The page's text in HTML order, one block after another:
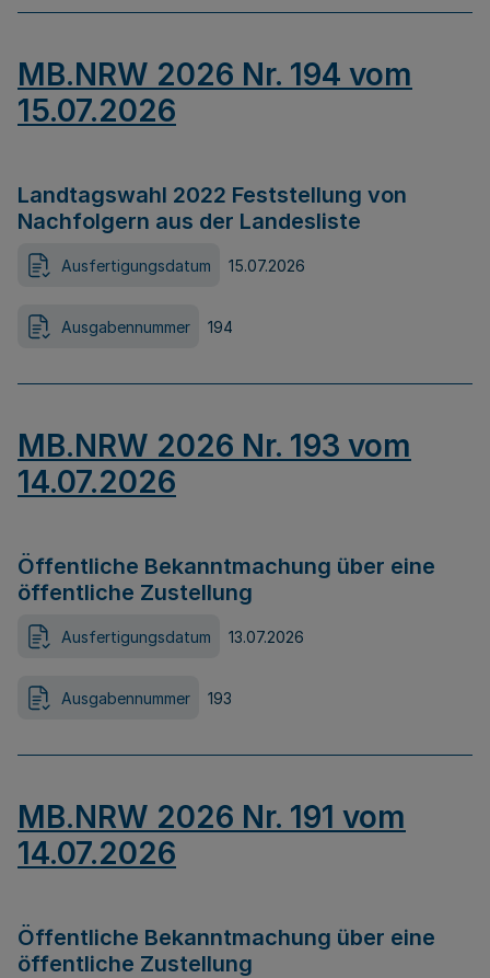
MB.NRW 2026 Nr. 194 vom
15.07.2026
Landtagswahl 2022 Feststellung von
Nachfolgern aus der Landesliste
Ausfertigungsdatum 15.07.2026
Ausgabennummer 194
MB.NRW 2026 Nr. 193 vom
14.07.2026
Öffentliche Bekanntmachung über eine
öffentliche Zustellung
Ausfertigungsdatum 13.07.2026
Ausgabennummer 193
MB.NRW 2026 Nr. 191 vom
14.07.2026
Öffentliche Bekanntmachung über eine
öffentliche Zustellung